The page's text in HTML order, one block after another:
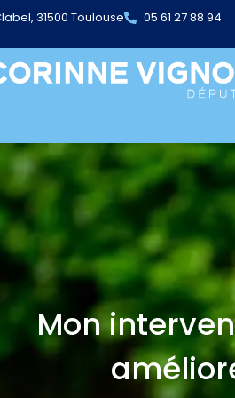
31500 Toulouse 05 61 27 88 94
Mon